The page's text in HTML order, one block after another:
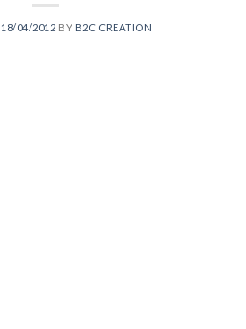
18/04/2012 BY B2C CREATION